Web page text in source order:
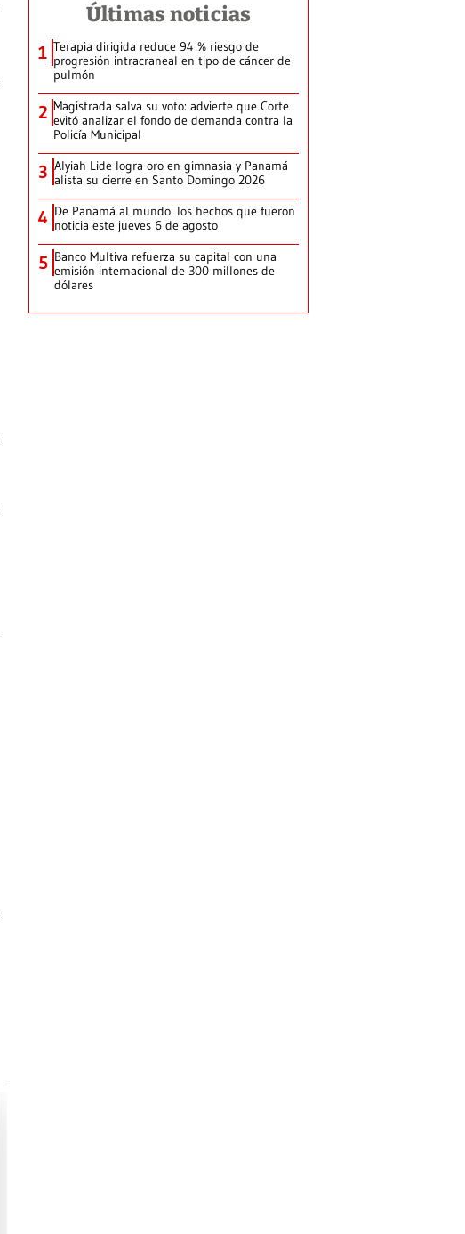
Últimas noticias
1 Terapia dirigida reduce 94 % riesgo de
progresión intracraneal en tipo de cáncer de
pulmón
2 Magistrada salva su voto: advierte que Corte
evitó analizar el fondo de demanda contra la
Policía Municipal
3 Alyiah Lide logra oro en gimnasia y Panamá
alista su cierre en Santo Domingo 2026
4 De Panamá al mundo: los hechos que fueron
noticia este jueves 6 de agosto
5 Banco Multiva refuerza su capital con una
emisión internacional de 300 millones de
dólares